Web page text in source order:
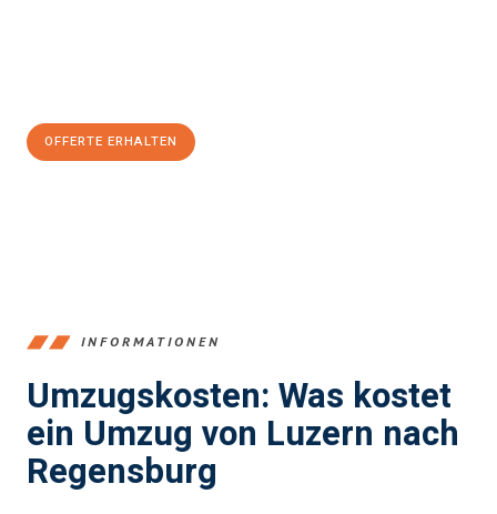
OFFERTE ERHALTEN
INFORMATIONEN
Umzugskosten: Was kostet
ein Umzug von Luzern nach
Regensburg